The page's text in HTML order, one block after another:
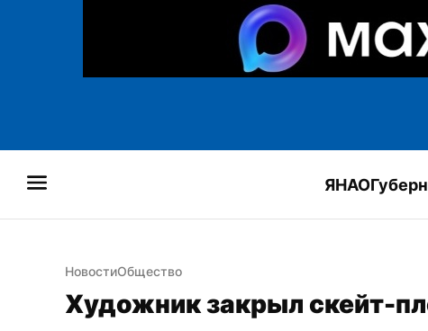
ЯНАО
НовостиОбщество
Художник закрыл скейт-